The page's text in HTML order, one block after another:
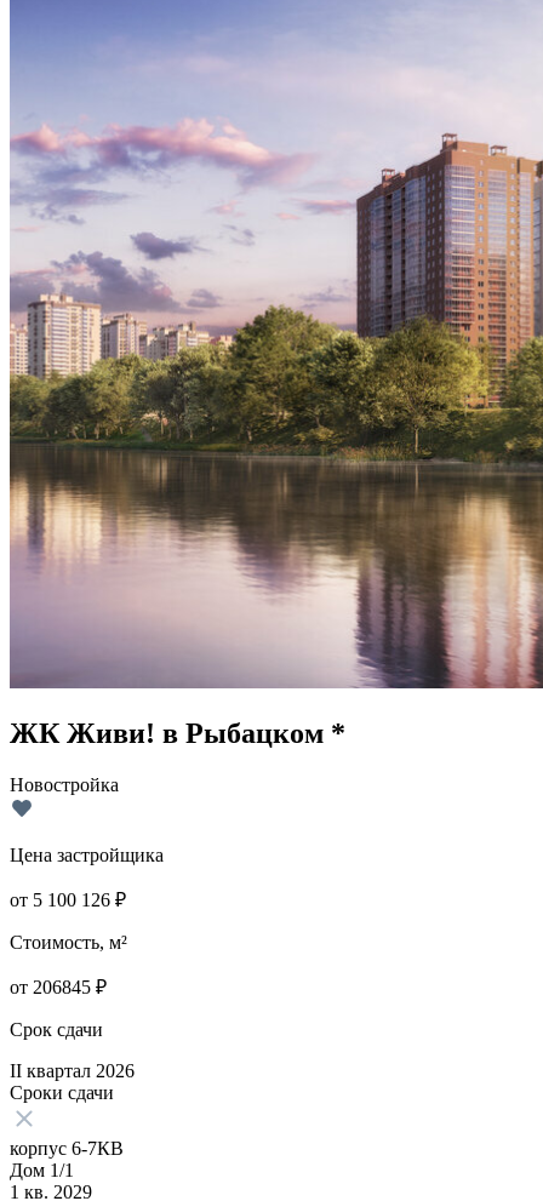
ЖК Живи! в Рыбацком *
Новостройка
Цена застройщика
от 5 100 126 ₽
Стоимость, м²
от 206845 ₽
Срок сдачи
II квартал 2026
Сроки сдачи
корпус 6-7КВ
Дом 1/1
1 кв. 2029